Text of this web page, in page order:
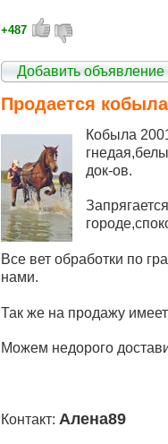
+487
Добавить объявление
Продается
Кобыла
док-ов.
Все вет обработки по
нами.
Так же на продажу
Можем недорого
Контакт: Алена89